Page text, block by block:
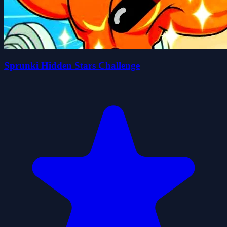
Sprunki Hidden Stars Challenge